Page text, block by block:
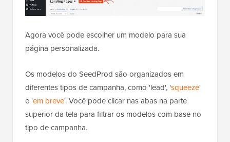
Agora você pode escolher um modelo para sua
página personalizada.
Os modelos do SeedProd são organizados em
diferentes tipos de campanha, como 'lead', 'squeeze'
e 'em breve'. Você pode clicar nas abas na parte
superior da tela para filtrar os modelos com base no
tipo de campanha.